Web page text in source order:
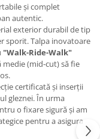
și complet
autentic.
exterior durabil de tip
sporit. Talpa inovatoare
"Walk-Ride-Walk"
medie (mid-cut) să fie
certificată și inserții
gleznei. În urma
o fixare sigură și am
pentru a asigura